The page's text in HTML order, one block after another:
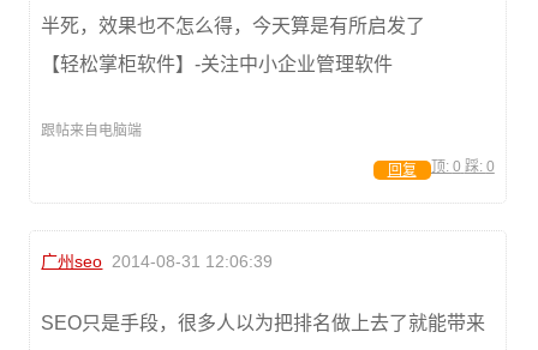
半死，效果也不怎么得，今天算是有所启发了
【轻松掌柜软件】-关注中小企业管理软件
跟帖来自电脑端
顶: 0 踩: 0
回复
广州seo 2014-08-31 12:06:39
SEO只是手段，很多人以为把排名做上去了就能带来